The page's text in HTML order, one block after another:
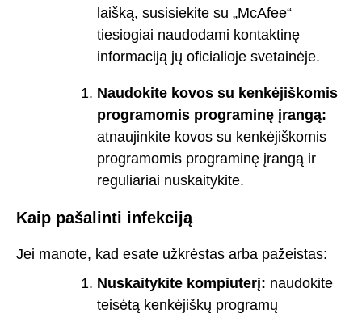
laišką, susisiekite su „McAfee“
tiesiogiai naudodami kontaktinę
informaciją jų oficialioje svetainėje.
Naudokite kovos su kenkėjiškomis
programomis programinę įrangą:
atnaujinkite kovos su kenkėjiškomis
programomis programinę įrangą ir
reguliariai nuskaitykite.
Kaip pašalinti infekciją
Jei manote, kad esate užkrėstas arba pažeistas:
Nuskaitykite kompiuterį: naudokite
teisėtą kenkėjiškų programų